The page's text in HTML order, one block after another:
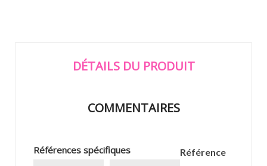
DÉTAILS DU PRODUIT
COMMENTAIRES
Référence
Références spécifiques